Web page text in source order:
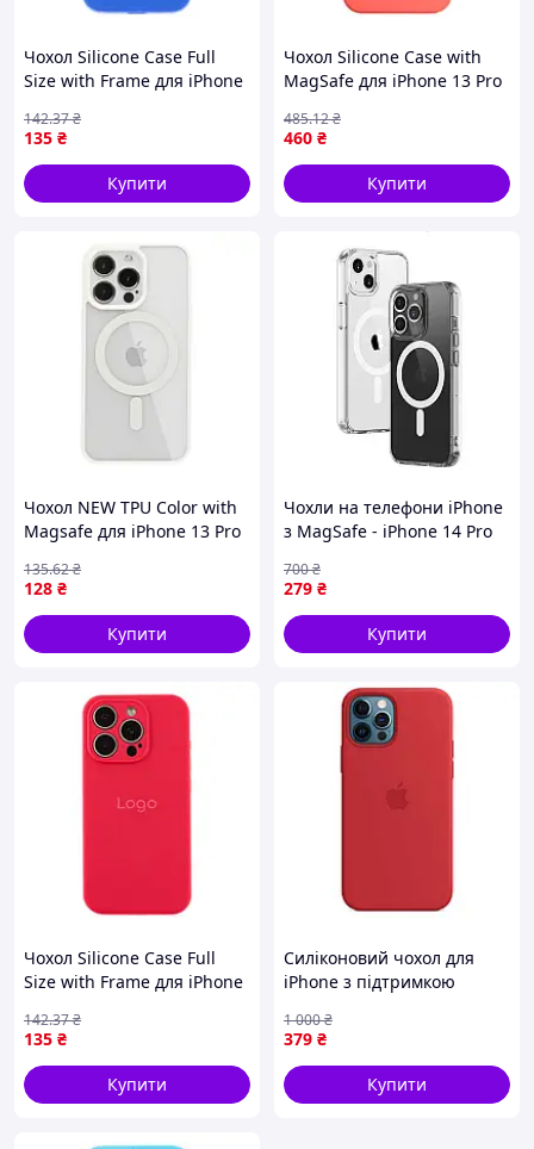
Чохол Silicone Case Full
Size with Frame для iPhone
135 ₴
142.37₴
Купити
Чохол Silicone Case with
MagSafe для iPhone 13 Pro
460 ₴
485.12₴
Купити
Чохол NEW TPU Color with
Magsafe для iPhone 13 Pro
128 ₴
135.62₴
Купити
Чохли на телефони iPhone
з MagSafe - iPhone 14 Pro
279 ₴
700₴
Купити
Чохол Silicone Case Full
Size with Frame для iPhone
(17004047)
135 ₴
142.37₴
Купити
Силіконовий чохол для
iPhone з підтримкою
12 Pro Max
379 ₴
1 000₴
Купити